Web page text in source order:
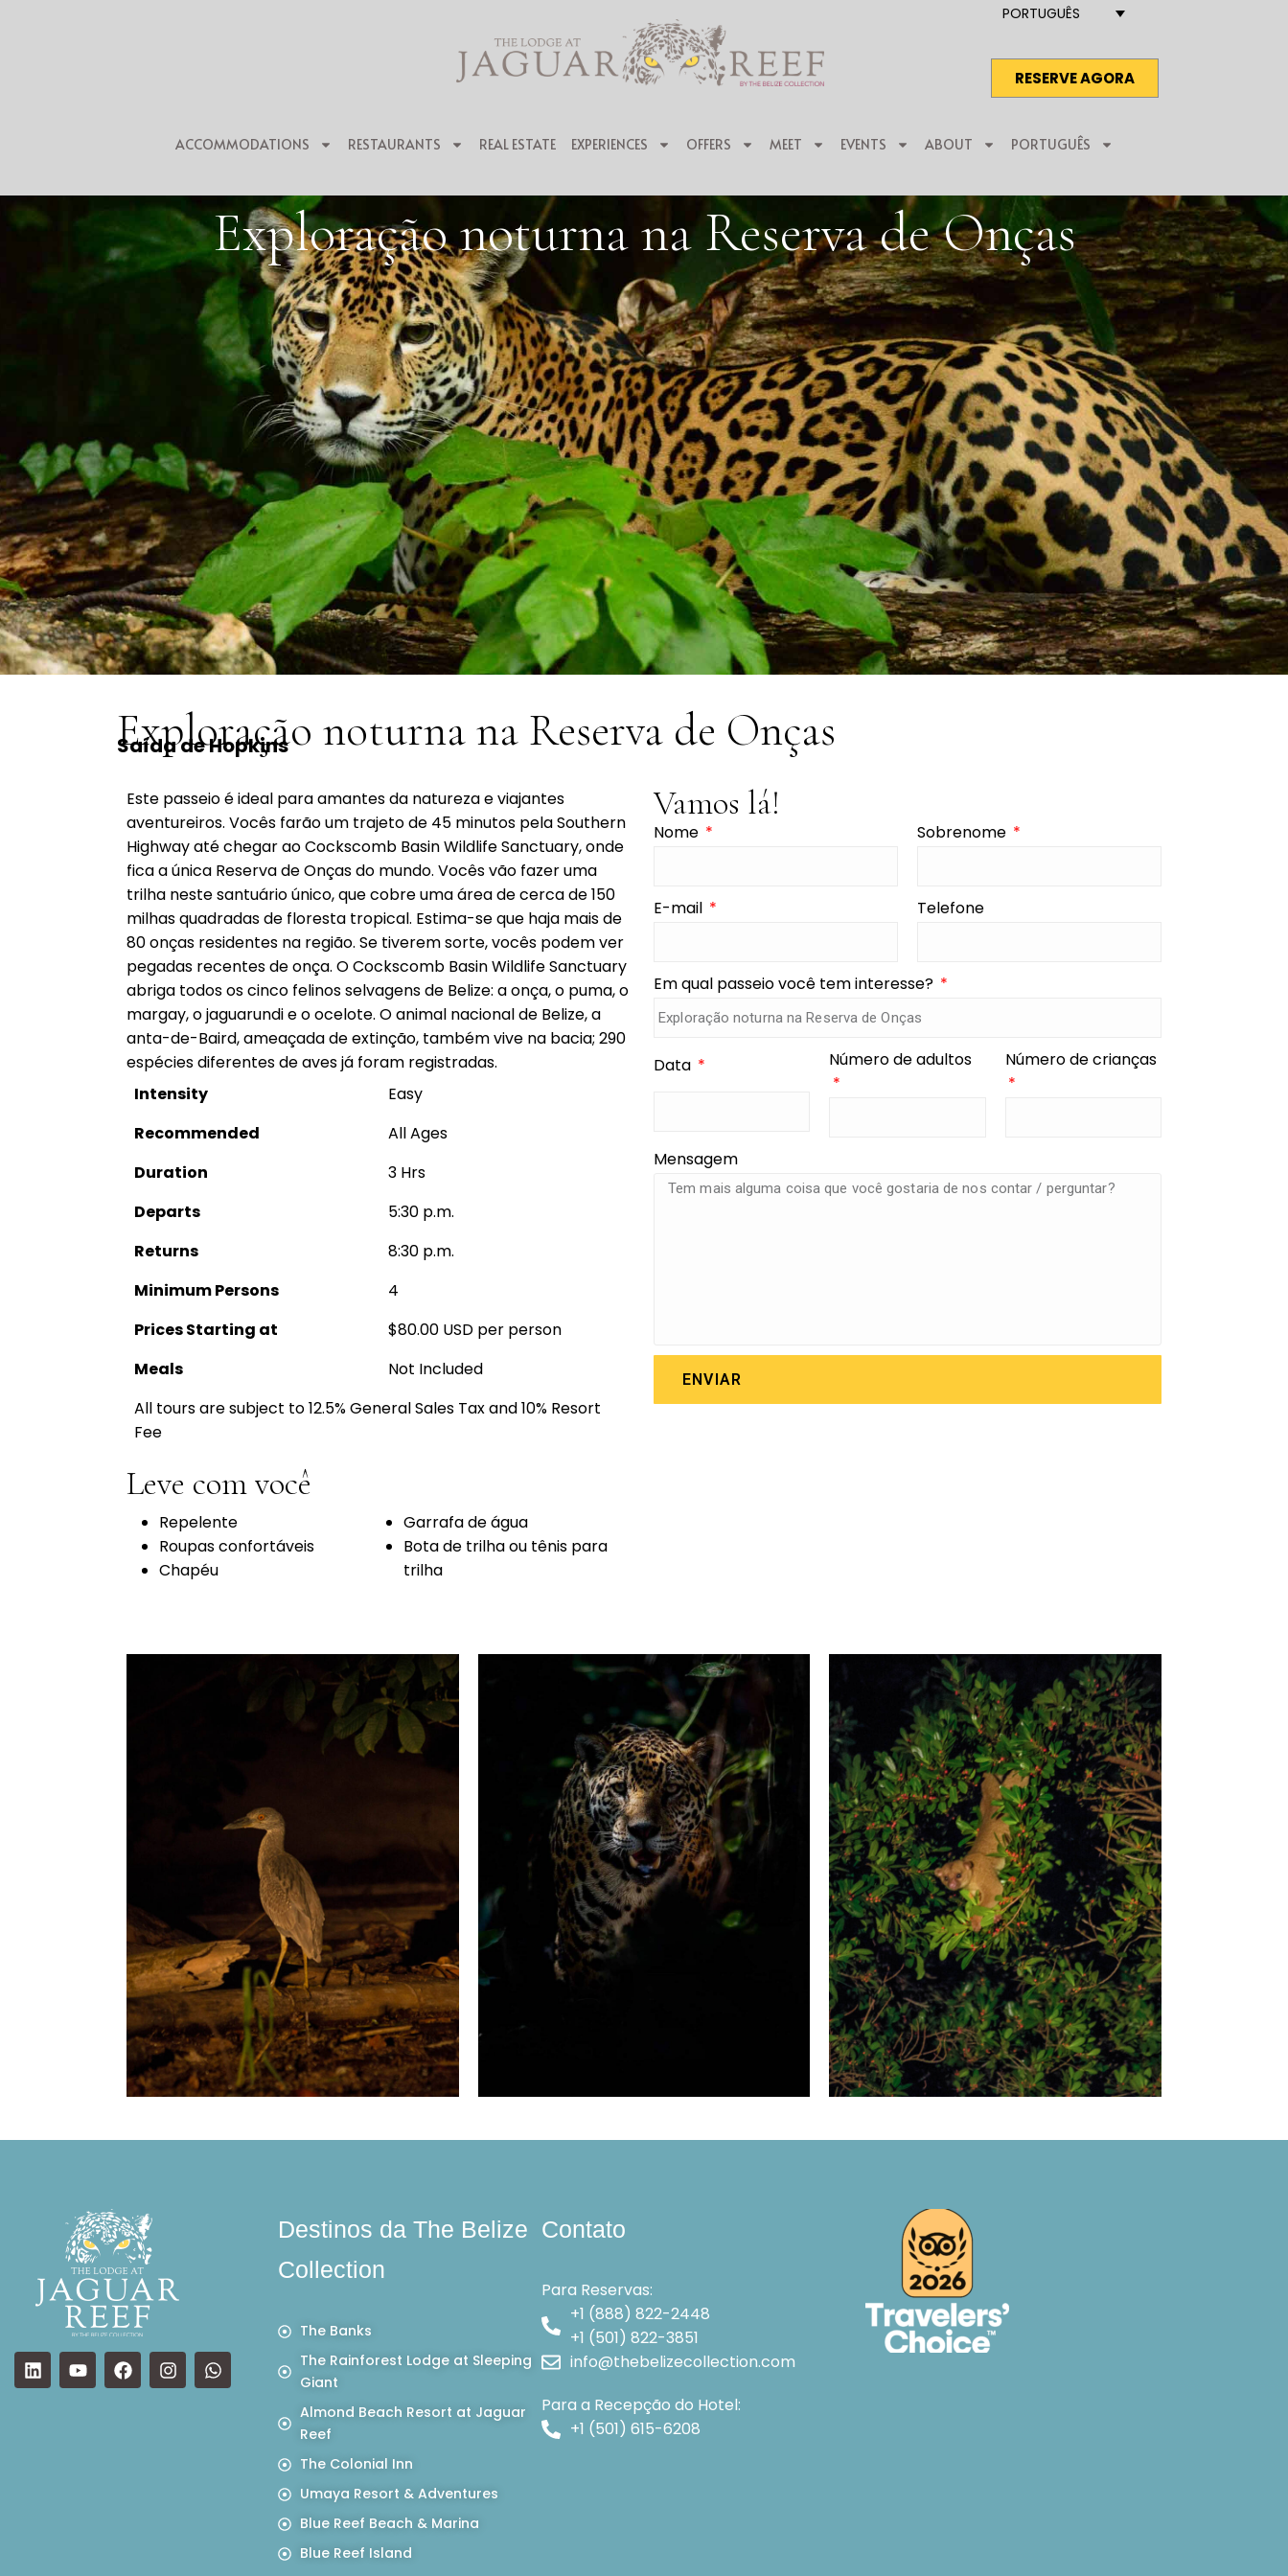
PORTUGUÊS
RESERVE AGORA
ACCOMMODATIONS RESTAURANTS REAL ESTATE EXPERIENCES OFFERS MEET EVENTS ABOUT PORTUGUÊS
Exploração noturna na Reserva de Onças
Exploração noturna na Reserva de Onças
Saída de Hopkins
Este passeio é ideal para amantes da natureza e viajantes
aventureiros. Vocês farão um trajeto de 45 minutos pela Southern
Highway até chegar ao Cockscomb Basin Wildlife Sanctuary, onde
fica a única Reserva de Onças do mundo. Vocês vão fazer uma
trilha neste santuário único, que cobre uma área de cerca de 150
milhas quadradas de floresta tropical. Estima-se que haja mais de
80 onças residentes na região. Se tiverem sorte, vocês podem ver
pegadas recentes de onça. O Cockscomb Basin Wildlife Sanctuary
abriga todos os cinco felinos selvagens de Belize: a onça, o puma, o
margay, o jaguarundi e o ocelote. O animal nacional de Belize, a
anta-de-Baird, ameaçada de extinção, também vive na bacia; 290
espécies diferentes de aves já foram registradas.
Intensity
Easy
Recommended
All Ages
Duration
3 Hrs
Departs
5:30 p.m.
Returns
8:30 p.m.
Minimum Persons
4
Prices Starting at
$80.00 USD per person
Meals
Not Included
All tours are subject to 12.5% General Sales Tax and 10% Resort
Fee
Leve com você
Repelente
Roupas confortáveis
Chapéu
Garrafa de água
Bota de trilha ou tênis para
trilha
Vamos lá!
Nome Sobrenome
E-mail Telefone
Em qual passeio você tem interesse?
Data Número de adultos Número de crianças
Mensagem
ENVIAR
Destinos da The Belize
Collection
The Banks
The Rainforest Lodge at Sleeping
Giant
Almond Beach Resort at Jaguar
Reef
The Colonial Inn
Umaya Resort & Adventures
Blue Reef Beach & Marina
Blue Reef Island
Contato
Para Reservas:
+1 (888) 822-2448
+1 (501) 822-3851
info@thebelizecollection.com
Para a Recepção do Hotel:
+1 (501) 615-6208